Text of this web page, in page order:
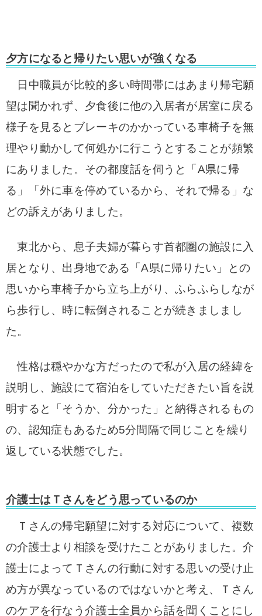
夕方になると帰りたい思いが強くなる
日中職員が比較的多い時間帯にはあまり帰宅願
望は聞かれず、夕食後に他の入居者が居室に戻る
様子を見るとブレーキのかかっている車椅子を無
理やり動かして何処かに行こうとすることが頻繁
にありました。その都度話を伺うと「A県に帰
る」「外に車を停めているから、それで帰る」な
どの訴えがありました。
東北から、息子夫婦が暮らす首都圏の施設に入
居となり、出身地である「A県に帰りたい」との
思いから車椅子から立ち上がり、ふらふらしなが
ら歩行し、時に転倒されることが続きましまし
た。
性格は穏やかな方だったので私が入居の経緯を
説明し、施設にて宿泊をしていただきたい旨を説
明すると「そうか、分かった」と納得されるもの
の、認知症もあるため5分間隔で同じことを繰り
返している状態でした。
介護士はＴさんをどう思っているのか
Ｔさんの帰宅願望に対する対応について、複数
の介護士より相談を受けたことがありました。介
護士によってＴさんの行動に対する思いの受け止
め方が異なっているのではないかと考え、Ｔさん
のケアを行なう介護士全員から話を聞くことにし